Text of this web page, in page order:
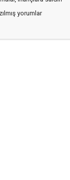
yorumlar